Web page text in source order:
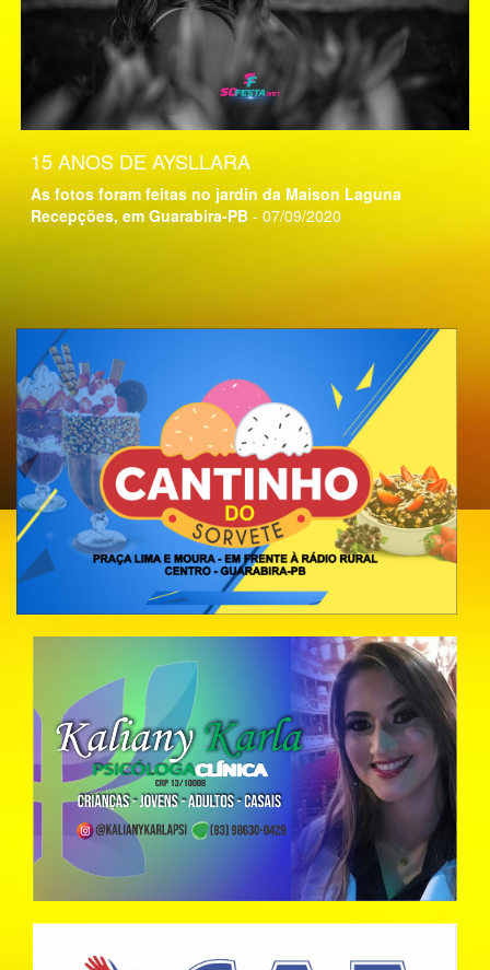
15 ANOS DE AYSLLARA
As fotos foram feitas no jardin da Maison Laguna
Recepções, em Guarabira-PB - 07/09/2020